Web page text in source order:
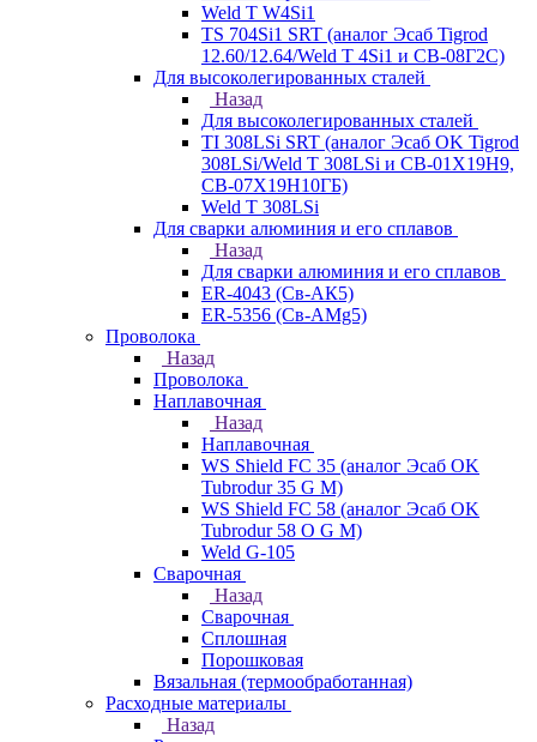
Weld T W4Si1
TS 704Si1 SRT (аналог Эсаб Tigrod
12.60/12.64/Weld T 4Si1 и СВ-08Г2С)
Для высоколегированных сталей
Назад
Для высоколегированных сталей
TI 308LSi SRT (аналог Эсаб OK Tigrod
308LSi/Weld T 308LSi и СВ-01Х19Н9,
СВ-07Х19Н10ГБ)
Weld T 308LSi
Для сварки алюминия и его сплавов
Назад
Для сварки алюминия и его сплавов
ER-4043 (Св-АК5)
ER-5356 (Св-АМg5)
Проволока
Назад
Проволока
Наплавочная
Назад
Наплавочная
WS Shield FC 35 (аналог Эсаб OK
Tubrodur 35 G M)
WS Shield FC 58 (аналог Эсаб OK
Tubrodur 58 O G M)
Weld G-105
Сварочная
Назад
Сварочная
Сплошная
Порошковая
Вязальная (термообработанная)
Расходные материалы
Назад